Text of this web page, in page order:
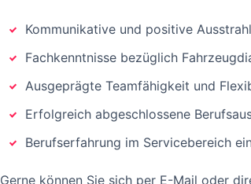
Kommunikative und positive
Fachkenntnisse bezüglich
Ausgeprägte Teamfähigkeit und
Erfolgreich abgeschlossene
Berufserfahrung im Servicebereich
Gerne können Sie sich per E-Mail oder